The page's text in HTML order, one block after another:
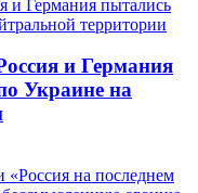
и Германия
Украине на